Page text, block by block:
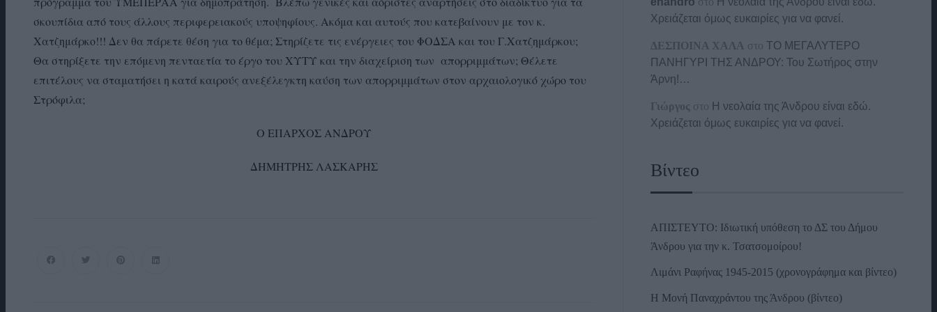
σκουπίδια από τους άλλους περιφερειακούς υποψηφίους. Ακόμα και αυτούς που κατεβαίνουν με τον κ.
Χατζημάρκο!!! Δεν θα πάρετε θέση για το θέμα; Στηρίζετε τις ενέργειες του ΦΟΔΣΑ και του Γ.Χατζημάρκου;
Θα στηρίξετε την επόμενη πενταετία το έργο του ΧΥΤΥ και την διαχείριση των απορριμμάτων; Θέλετε
επιτέλους να σταματήσει η κατά καιρούς ανεξέλεγκτη καύση των απορριμμάτων στον αρχαιολογικό χώρο του
Στρόφιλα;
Ο ΕΠΑΡΧΟΣ ΑΝΔΡΟΥ
ΔΗΜΗΤΡΗΣ ΛΑΣΚΑΡΗΣ
Χρειάζεται όμως ευκαιρίες για να φανεί.
ΔΕΣΠΟΙΝΑ ΧΑΛΑ στοΤΟ ΜΕΓΑΛΥΤΕΡΟ
ΠΑΝΗΓΥΡΙ ΤΗΣ ΑΝΔΡΟΥ: Του Σωτήρος στην
Άρνη!…
Γιώργος στο Η νεολαία της Άνδρου είναι εδώ.
Χρειάζεται όμως ευκαιρίες για να φανεί.
Βίντεο
ΑΠΙΣΤΕΥΤΟ: Ιδιωτική υπόθεση το ΔΣ του Δήμου
Άνδρου για την κ. Τσατσομοίρου!
Λιμάνι Ραφήνας 1945-2015 (χρονογράφημα και βίντεο)
Η Μονή Παναχράντου της Άνδρου (βίντεο)